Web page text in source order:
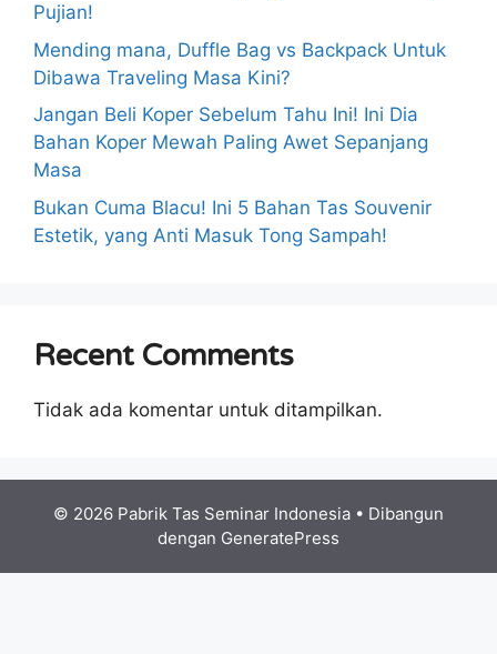
Pujian!
Mending mana, Duffle Bag vs Backpack Untuk
Dibawa Traveling Masa Kini?
Jangan Beli Koper Sebelum Tahu Ini! Ini Dia
Bahan Koper Mewah Paling Awet Sepanjang
Masa
Bukan Cuma Blacu! Ini 5 Bahan Tas Souvenir
Estetik, yang Anti Masuk Tong Sampah!
Recent Comments
Tidak ada komentar untuk ditampilkan.
© 2026 Pabrik Tas Seminar Indonesia • Dibangun
dengan GeneratePress